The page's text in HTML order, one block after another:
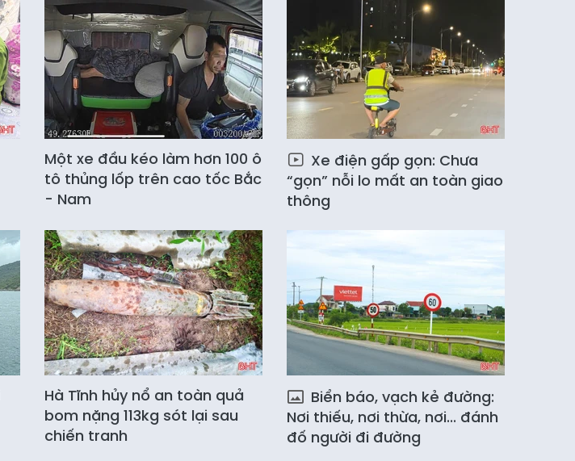
Một xe đầu kéo làm hơn 100 ô
tô thủng lốp trên cao tốc Bắc
- Nam
Xe điện gấp gọn: Chưa
“gọn” nỗi lo mất an toàn giao
thông
Hà Tĩnh hủy nổ an toàn quả
bom nặng 113kg sót lại sau
chiến tranh
Biển báo, vạch kẻ đường:
Nơi thiếu, nơi thừa, nơi... đánh
đố người đi đường